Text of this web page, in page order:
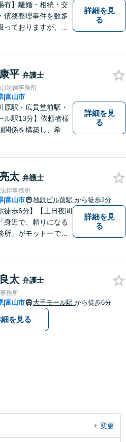
有】離婚・相続・交
債務整理事件を数多
っておりますが、そ
声をいただけるよう
・丁寧を心がけ事件
んでいきたいと考え
。
詳細を見
る
平 弁護士
法律事務所
|富山市
原駅・広貫堂前駅・
ル駅13分】依頼者様
関係を構築し、希望
ださい。平日夜間相
複数弁護士在籍】
詳細を見
る
太 弁護士
律事務所
|富山市 地鉄ビル前駅 から徒歩1分
徒歩6分】【土日夜間
身近で、頼りになる
所」がモットーで
みになる前に、ご相
い。【24Hメール受
詳細を見
る
太 弁護士
務所
|富山市 大手モール駅 から徒歩6分
を見る
変更